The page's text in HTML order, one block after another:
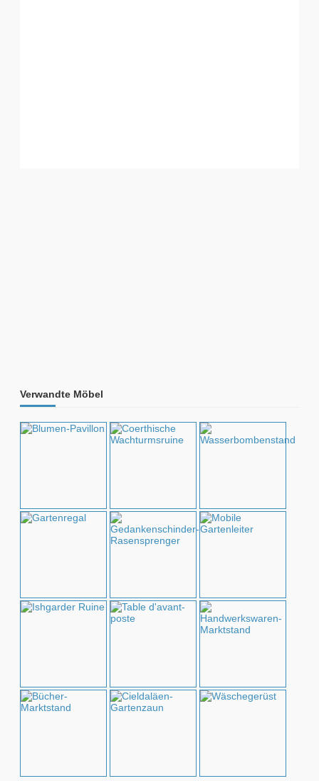
Verwandte Möbel